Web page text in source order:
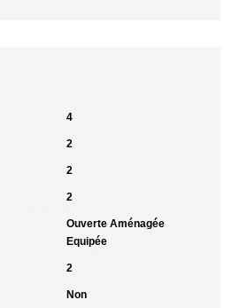
4
2
2
2
Ouverte Aménagée
Equipée
2
Non